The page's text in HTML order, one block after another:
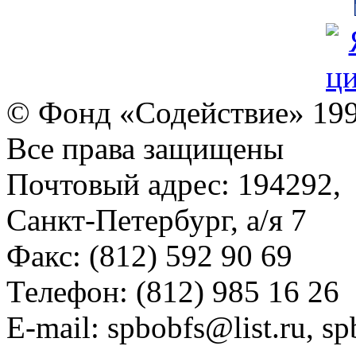
© Фонд «Содействие»
Все права защищены
Почтовый адрес: 194292,
Санкт-Петербург, а/я 7
Факс: (812) 592 90 69
Телефон: (812) 985 16 26
E-mail: spbobfs@list.ru,